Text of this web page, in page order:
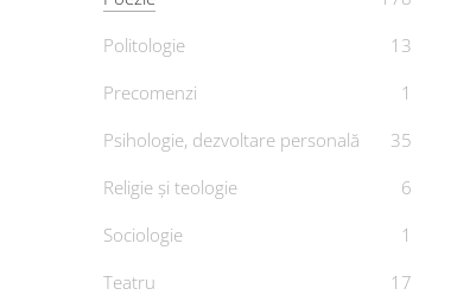
Politologie
13
Precomenzi
1
Psihologie, dezvoltare personală
35
Religie și teologie
6
Sociologie
1
Teatru
17